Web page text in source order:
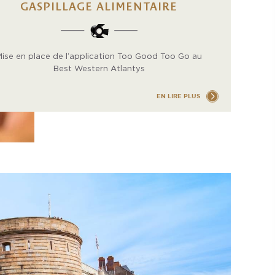
GASPILLAGE ALIMENTAIRE
en place de l’application Too Good Too Go au
Best Western Atlantys
EN LIRE PLUS